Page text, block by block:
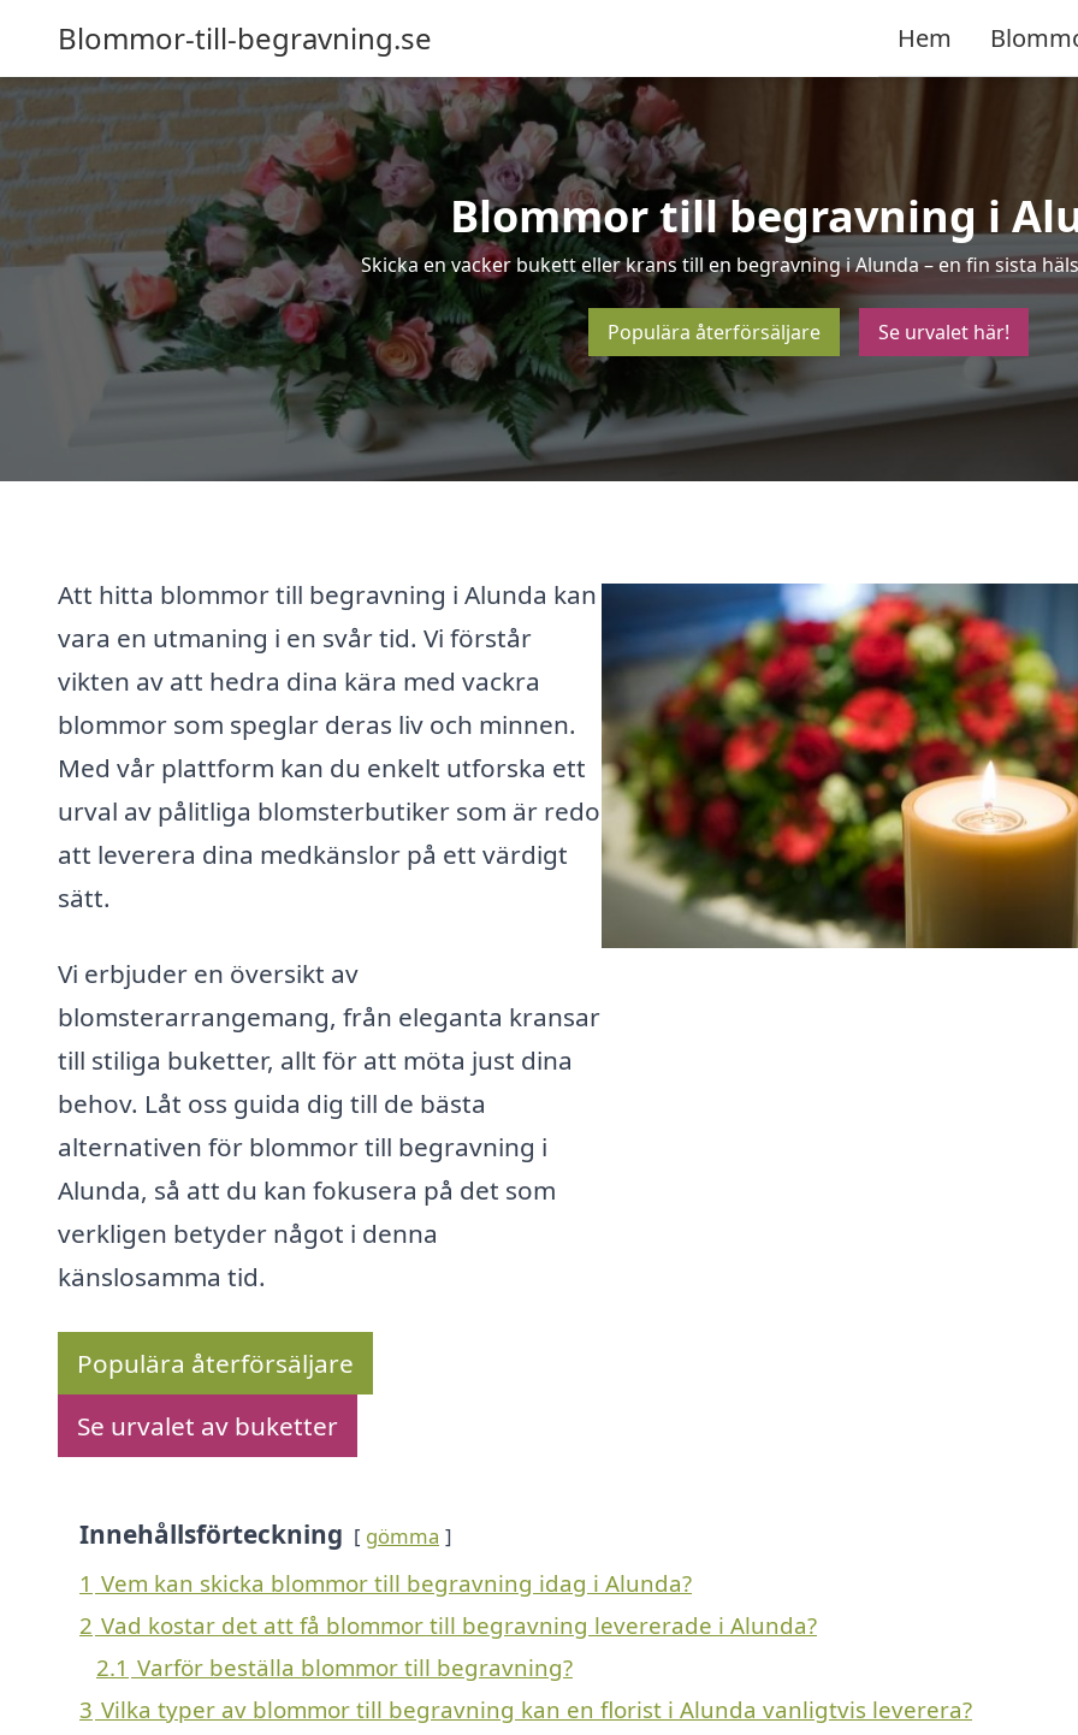
Blommor-till-begravning.se Hem
Blommor till begravning i
Skicka en vacker bukett eller krans till en begravning i Alunda – en fin sista
Populära återförsäljare Se urvalet här!
Att hitta blommor till begravning i Alunda kan
vara en utmaning i en svår tid. Vi förstår
vikten av att hedra dina kära med vackra
blommor som speglar deras liv och minnen.
Med vår plattform kan du enkelt utforska ett
urval av pålitliga blomsterbutiker som är redo
att leverera dina medkänslor på ett värdigt
sätt.
Vi erbjuder en översikt av
blomsterarrangemang, från eleganta kransar
till stiliga buketter, allt för att möta just dina
behov. Låt oss guida dig till de bästa
alternativen för blommor till begravning i
Alunda, så att du kan fokusera på det som
verkligen betyder något i denna
känslosamma tid.
Populära återförsäljare
Se urvalet av buketter
Innehållsförteckning gömma
1 Vem kan skicka blommor till begravning idag i Alunda?
2 Vad kostar det att få blommor till begravning levererade i Alunda?
2.1 Varför beställa blommor till begravning?
3 Vilka typer av blommor till begravning kan en florist i Alunda vanligtvis leverera?